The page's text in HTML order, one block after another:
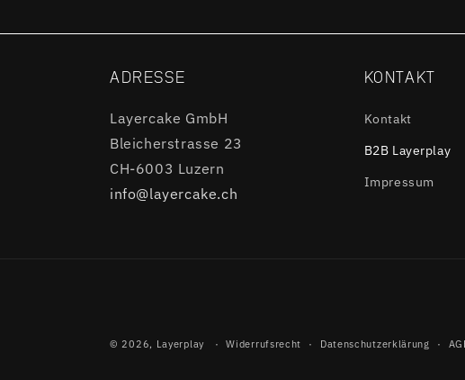
ADRESSE
Layercake GmbH
Bleicherstrasse 23
CH-6003 Luzern
info@layercake.ch
KONTAKT
Kontakt
B2B Layerplay
Impressum
© 2026, Layerplay Widerrufsrecht Datenschutzerklärung